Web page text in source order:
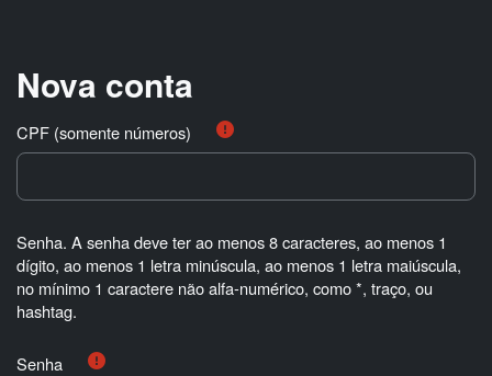
Nova conta
CPF (somente números)
Senha. A senha deve ter ao menos 8 caracteres, ao menos 1
dígito, ao menos 1 letra minúscula, ao menos 1 letra maiúscula,
no mínimo 1 caractere não alfa-numérico, como *, traço, ou
hashtag.
Senha